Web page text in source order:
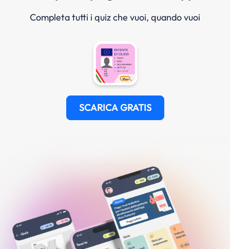
Completa tutti i quiz che vuoi, quando vuoi
SCARICA GRATIS